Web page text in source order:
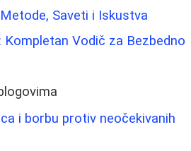
Saveti i Iskustva
Kompletan Vodič za Bezbedno
i borbu protiv neočekivanih